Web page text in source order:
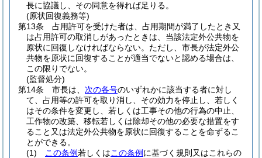
長に協議し、その同意を得れば足りる。
(原状回復義務等)
第13条
占用許可を受けた者は、占用期間が満了したとき又
は占用許可の取消しがあったときは、当該法定外公共物を
原状に回復しなければならない。 ただし、市長が法定外公
共物を原状に回復することが適当でないと認める場合は、
この限りでない。
(監督処分)
第14条
市長は、 次の各号のいずれかに該当する者に対し
て、占用等の許可を取り消し、その効力を停止し、若しく
はその条件を変更し、若しくは工事その他の行為の中止、
工作物の改築、移転若しくは除却その他の必要な措置をす
ること又は法定外公共物を原状に回復することを命ずるこ
とができる。
(1)
この条例若しくはこの条例 に基づく規則又はこれらの